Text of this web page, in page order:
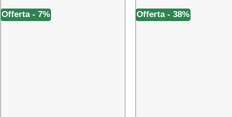
Offerta - 7% Offerta - 38%